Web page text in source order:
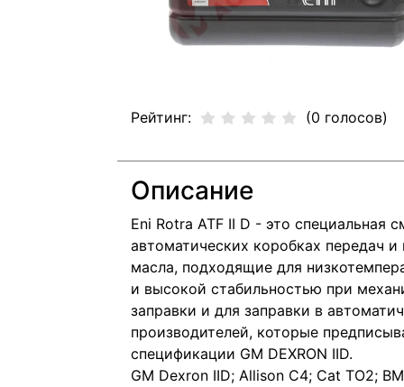
Рейтинг: (0 голосов)
Описание
Eni Rotra ATF II D - это специальная
автоматических коробках передач
масла, подходящие для
и высокой стабильностью при
заправки и для заправки в
производителей, которые
спецификации GM DEXRON IID.
GM Dexron IID; Allison C4; Cat TO2;